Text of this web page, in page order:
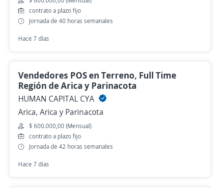
contrato a plazo fijo
Jornada de 40 horas semanales
Hace 7 días
Vendedores POS en Terreno, Full Time
Región de Arica y Parinacota
HUMAN CAPITAL CYA
Arica, Arica y Parinacota
$ 600.000,00 (Mensual)
contrato a plazo fijo
Jornada de 42 horas semanales
Hace 7 días